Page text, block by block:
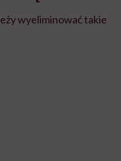
wyeliminować takie